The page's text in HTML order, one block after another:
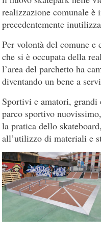
realizzazione comunale è
precedentemente
Per volontà del comune
che si è occupata della
l’area del parchetto ha
diventando un bene a
Sportivi e amatori,
parco sportivo
la pratica dello
all’utilizzo di materiali e